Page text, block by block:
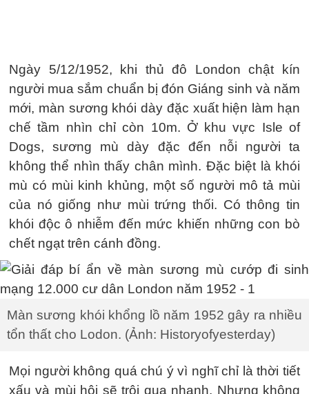
Ngày 5/12/1952, khi thủ đô London chật kín
người mua sắm chuẩn bị đón Giáng sinh và năm
mới, màn sương khói dày đặc xuất hiện làm hạn
chế tầm nhìn chỉ còn 10m. Ở khu vực Isle of
Dogs, sương mù dày đặc đến nỗi người ta
không thể nhìn thấy chân mình. Đặc biệt là khói
mù có mùi kinh khủng, một số người mô tả mùi
của nó giống như mùi trứng thối. Có thông tin
khói độc ô nhiễm đến mức khiến những con bò
chết ngạt trên cánh đồng.
Màn sương khói khổng lồ năm 1952 gây ra nhiều
tổn thất cho Lodon. (Ảnh: Historyofyesterday)
Mọi người không quá chú ý vì nghĩ chỉ là thời tiết
xấu và mùi hôi sẽ trôi qua nhanh. Nhưng không